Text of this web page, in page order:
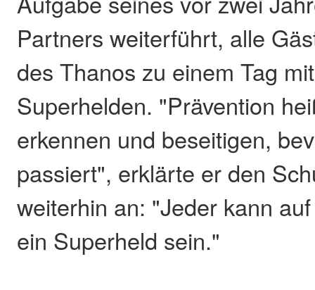
Partners weiterführt, alle
des Thanos zu einem Tag
Superhelden. "Prävention
erkennen und beseitigen,
passiert", erklärte er den
weiterhin an: "Jeder kann
ein Superheld sein."